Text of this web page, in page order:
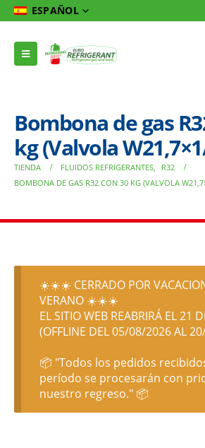
ESPAÑOL
Bombona de gas
kg (Valvola
TIENDA FLUIDOS REFRIGERANTES,
R32
BOMBONA DE GAS R32 CON 30 KG (VALVOLA
☀️☀️☀️ CERRADO POR
VERANO ☀️☀️☀️
EL SITIO WEB REABRIRÁ EL 21
(OFFLINE DEL 05/08/2026 AL
📦 "Todos los pedidos
período se procesarán con
nuestro regreso." 📦